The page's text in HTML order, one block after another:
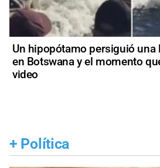
Un hipopótamo persiguió
en Botswana y el momento
video
+ Política